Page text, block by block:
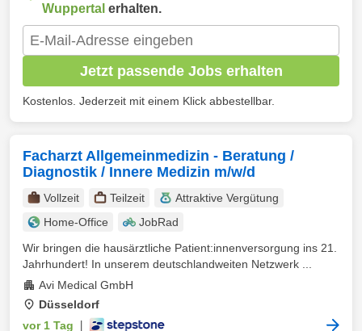
Wuppertal erhalten.
Jetzt passende Jobs erhalten
Kostenlos. Jederzeit mit einem Klick abbestellbar.
Facharzt Allgemeinmedizin - Beratung /
Diagnostik / Innere Medizin m/w/d
Vollzeit Teilzeit
Attraktive Vergütung
Home-Office
JobRad
Wir bringen die hausärztliche Patient:innenversorgung ins 21.
Jahrhundert! In unserem deutschlandweiten Netzwerk ...
Avi Medical GmbH
Düsseldorf
vor 1 Tag